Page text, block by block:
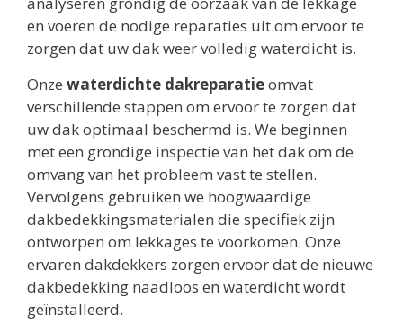
en voeren de nodige reparaties uit om ervoor te
zorgen dat uw dak weer volledig waterdicht is.
Onze waterdichte dakreparatieomvat
verschillende stappen om ervoor te zorgen dat
uw dak optimaal beschermd is. We beginnen
met een grondige inspectie van het dak om de
omvang van het probleem vast te stellen.
Vervolgens gebruiken we hoogwaardige
dakbedekkingsmaterialen die specifiek zijn
ontworpen om lekkages te voorkomen. Onze
ervaren dakdekkers zorgen ervoor dat de nieuwe
dakbedekking naadloos en waterdicht wordt
geïnstalleerd.